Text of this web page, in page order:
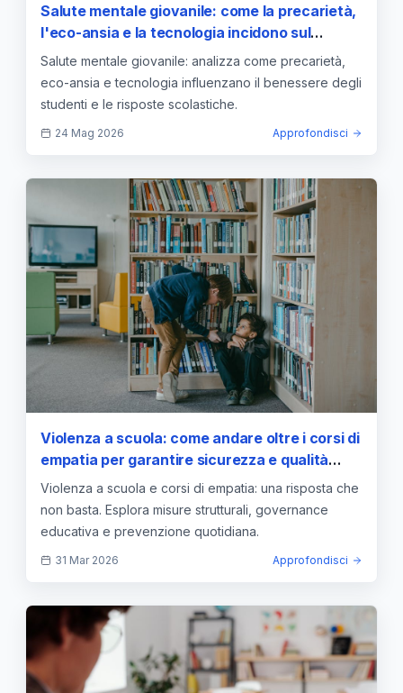
Salute mentale giovanile: come la precarietà,
l'eco-ansia e la tecnologia incidono sul
benessere degli studenti
Salute mentale giovanile: analizza come precarietà,
eco-ansia e tecnologia influenzano il benessere degli
studenti e le risposte scolastiche.
24 Mag 2026 Approfondisci
Violenza a scuola: come andare oltre i corsi di
empatia per garantire sicurezza e qualità
educativa
Violenza a scuola e corsi di empatia: una risposta che
non basta. Esplora misure strutturali, governance
educativa e prevenzione quotidiana.
31 Mar 2026 Approfondisci